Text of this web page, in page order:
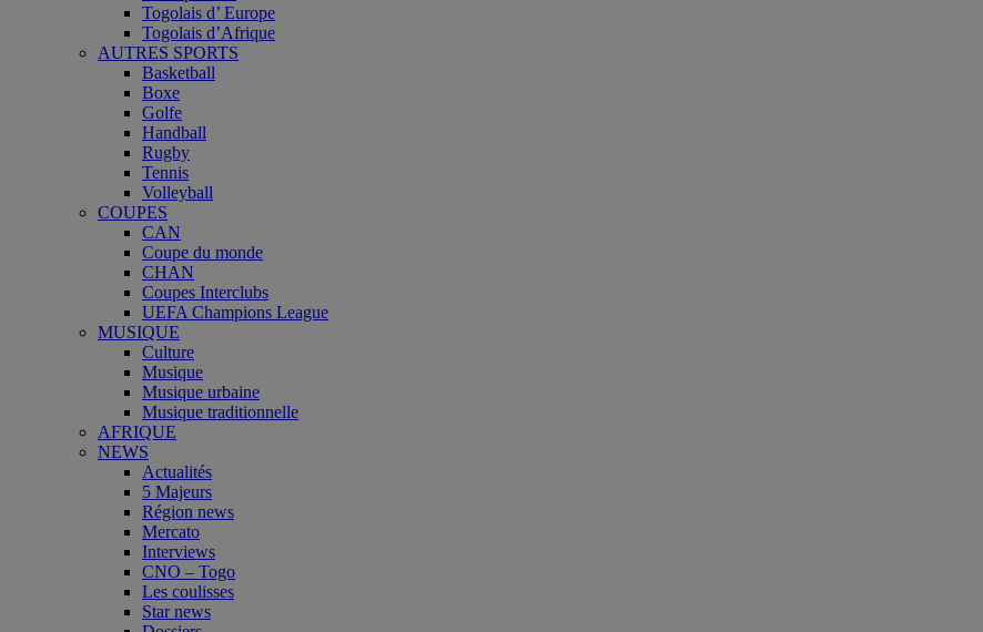
Togolais d’ Europe
Togolais d’Afrique
AUTRES SPORTS
Basketball
Boxe
Golfe
Handball
Rugby
Tennis
Volleyball
COUPES
CAN
Coupe du monde
CHAN
Coupes Interclubs
UEFA Champions League
MUSIQUE
Culture
Musique
Musique urbaine
Musique traditionnelle
AFRIQUE
NEWS
Actualités
5 Majeurs
Région news
Mercato
Interviews
CNO – Togo
Les coulisses
Star news